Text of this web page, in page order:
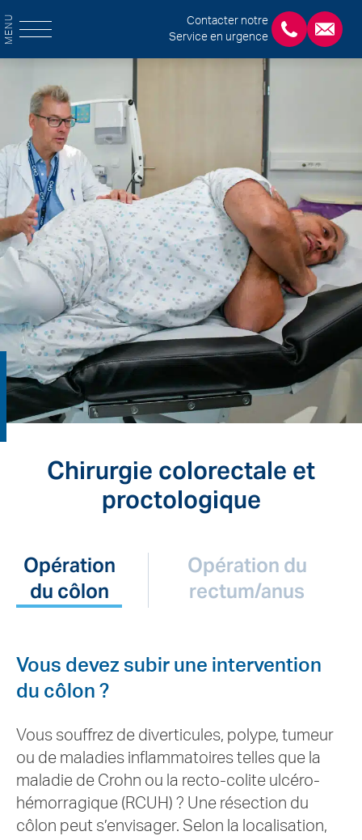
MENU
Contacter notre
Service en urgence
+3243554120
Chirurgie colorectale et
proctologique
Opération
du côlon
Opération du
rectum/anus
Vous devez subir une intervention
du côlon ?
Vous souffrez de diverticules, polype, tumeur
ou de maladies inflammatoires telles que la
maladie de Crohn ou la recto-colite ulcéro-
hémorragique (RCUH) ? Une résection du
côlon peut s’envisager. Selon la localisation,